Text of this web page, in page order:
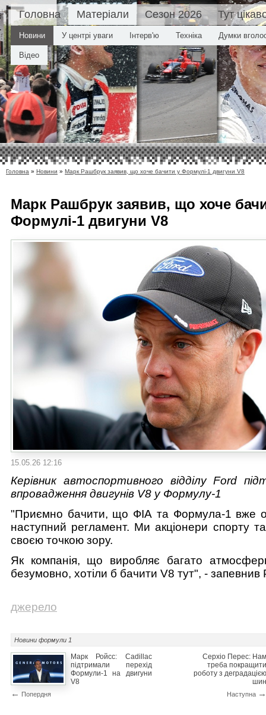
Головна Матеріали
Новини У центрі уваги Інтерв'ю Техніка Думки
Відео
Сезон 2026 Тут
Головна » Новини » Марк Рашбрук заявив, що хоче бачити у Формулі-1 двигуни V8
Марк Рашбрук заявив, що хоче
Формулі-1 двигуни V8
15.05.26 12:16
Керівник автоспортивного відділу Ford
впровадження двигунів V8 у Формулу-1
"Приємно бачити, що ФІА та Формула-1 вже
наступний регламент. Ми акціонери спорту
своєю точкою зору.
Як компанія, що виробляє багато
безумовно, хотіли б бачити V8 тут", -
джерело
Новини формули 1
Марк Ройсс: Cadillac
підтримали перехід
Формули-1 на двигуни
V8
← Попердня
Серхіо Перес: Нам
треба покращити
роботу з деградацією
шин
Наступна →